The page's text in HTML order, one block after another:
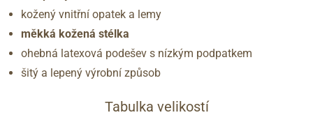
kožený vnitřní opatek a lemy
měkká kožená stélka
ohebná latexová podešev s nízkým podpatkem
šitý a lepený výrobní způsob
Tabulka velikostí